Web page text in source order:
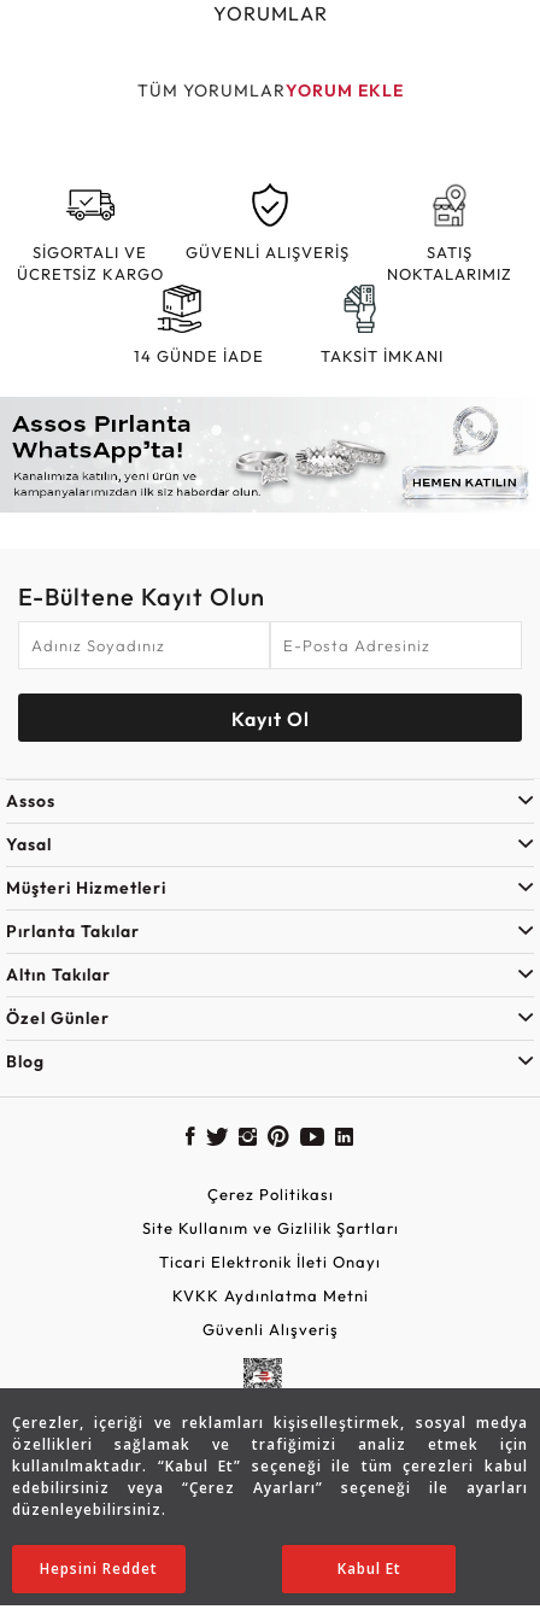
Çerezler, içeriği ve reklamları kişiselleştirmek, sosyal medya
özellikleri sağlamak ve trafiğimizi analiz etmek için
kullanılmaktadır. “Kabul Et” seçeneği ile tüm çerezleri kabul
edebilirsiniz veya “Çerez Ayarları” seçeneği ile ayarları
düzenleyebilirsiniz.
Ayarları Düzenle
Hepsini Reddet Kabul Et
64.598 TL
45.245TL SATIN ALIN
YORUMLAR
TÜM YORUMLARYORUM EKLE
SİGORTALI VE
ÜCRETSİZ KARGO
GÜVENLİ ALIŞVERİŞ
SATIŞ
NOKTALARIMIZ
14 GÜNDE İADE TAKSİT İMKANI
E-Bültene Kayıt Olun
Kayıt Ol
Assos
Yasal
Müşteri Hizmetleri
Pırlanta Takılar
Altın Takılar
Özel Günler
Blog
Çerez Politikası
Site Kullanım ve Gizlilik Şartları
Ticari Elektronik İleti Onayı
KVKK Aydınlatma Metni
Güvenli Alışveriş
Copyright © 2026 Assos Pırlanta - Bu sitenin tüm hakları